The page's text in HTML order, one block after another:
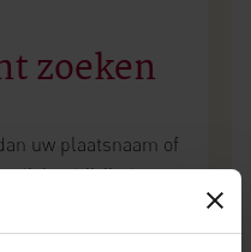
zoeken
uw plaatsnaam of
dichtstbijzijnde